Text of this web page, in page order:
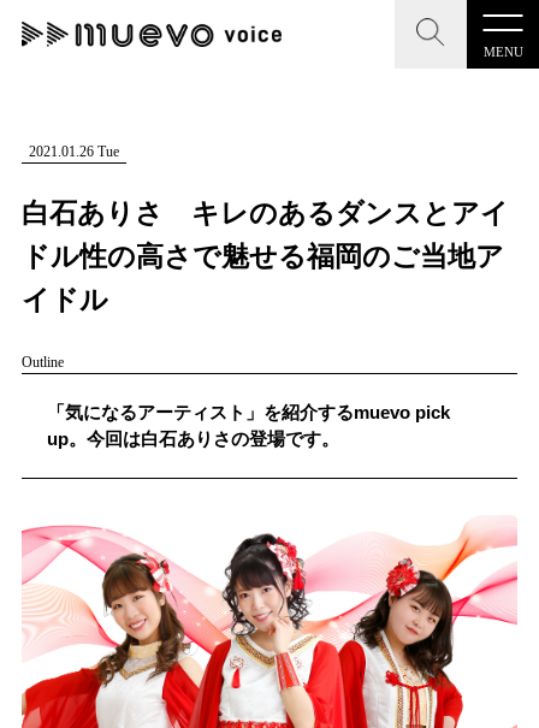
MENU
CLOSE
記事を検索する
#男性シンガー #HR/HM #女性シンガー
CLOSE
"読者の声を形にする”音楽特化メディア
記事一覧
プレスリリース一覧
記事リクエスト
ログイン
LINK
2021.01.26 Tue
白石ありさ キレのあるダンスとアイ
ドル性の高さで魅せる福岡のご当地ア
イドル
Outline
「気になるアーティスト」を紹介するmuevo pick
up。今回は白石ありさの登場です。